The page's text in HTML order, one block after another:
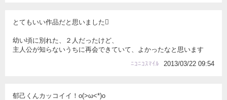
とてもいい作品だと思いました
幼い頃に別れた、２人だったけど、
主人公が知らないうちに再会できていて、よかったなと思います
ﾆｺﾆｺｽﾏｲﾙ
2013/03/22 09:54
郁己くんカッコイイ！o(>ω<*)o